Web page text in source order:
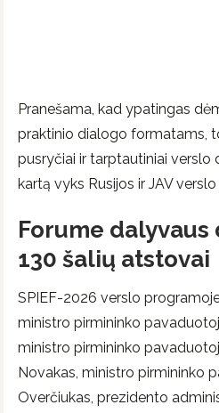
Pranešama, kad ypatingas
praktinio dialogo formatams,
pusryčiai ir tarptautiniai verslo
kartą vyks Rusijos ir JAV
Forume dalyvaus
130 šalių atstovai
SPIEF-2026 verslo
ministro pirmininko
ministro pirmininko
Novakas, ministro pirmininko
Overčiukas, prezidento